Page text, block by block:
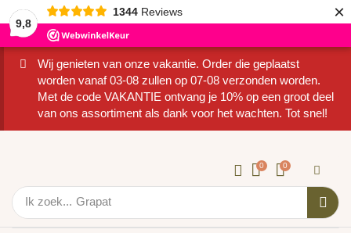
9,8
1344 Reviews ×
Wij genieten van onze vakantie. Order die geplaatst
worden vanaf 03-08 zullen op 07-08 verzonden worden.
Met de code VAKANTIE ontvang je 10% op een groot deel
van ons assortiment als dank voor het wachten. Tot snel!
Ik zoek... Grapat
0 0